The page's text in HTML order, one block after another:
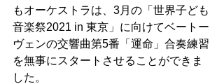
もオーケストラは、3月の「世界子ども
音楽祭2021 in 東京」に向けてベートー
ヴェンの交響曲第5番「運命」合奏練習
を無事にスタートさせることができま
した。